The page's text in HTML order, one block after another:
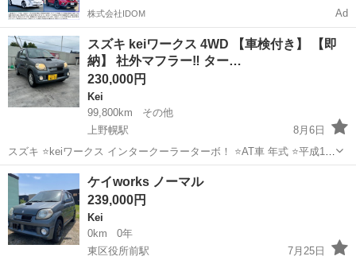
株式会社IDOM Ad
スズキ keiワークス 4WD 【車検付き】 【即
納】 社外マフラー‼️ ター…
230,000円
Kei
99,800km
その他
上野幌駅
8月6日
スズキ ⭐️keiワークス インタークーラーターボ！ ⭐️AT車 年式 ⭐️平成18
年 距離 ⭐️99,800km 車検 ⭐️2027年8月 駆動 ⭐️4WD ⭐️社外マフラー ⭐️タ
ーボタイマー！ ⭐️フォ...
北海道 北広島市
ケイworks ノーマル
239,000円
Kei
0km
0年
東区役所前駅
7月25日